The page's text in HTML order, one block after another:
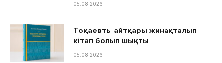
05.08.2026
Тоқаевтың айтқары жинақталып
кітап болып шықты
05.08.2026